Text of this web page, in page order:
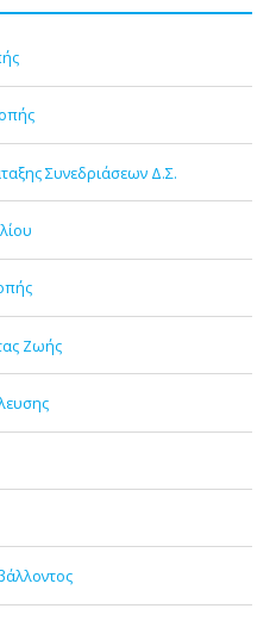
Συνεδριάσεων Δ.Σ.
Ζωής